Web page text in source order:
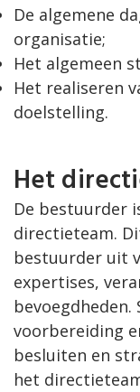
De algemene
organisatie;
Het algemeen
Het realiseren
doelstelling.
Het
De bestuurder
directieteam.
bestuurder uit
expertises,
voorbereiding
besluiten en
het